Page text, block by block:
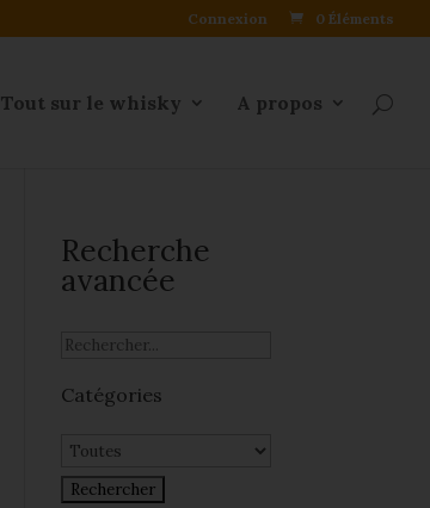
Connexion 0 Éléments
Tout sur le whisky A propos
Recherche
avancée
Catégories